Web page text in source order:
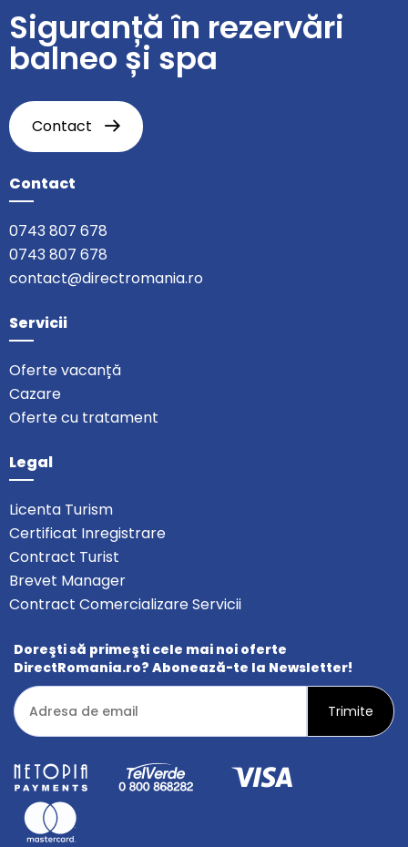
Siguranță în rezervări
balneo și spa
Contact
Contact
0743 807 678
0743 807 678
contact@directromania.ro
Servicii
Oferte vacanță
Cazare
Oferte cu tratament
Legal
Licenta Turism
Certificat Inregistrare
Contract Turist
Brevet Manager
Contract Comercializare Servicii
Doreşti să primeşti cele mai noi oferte
DirectRomania.ro? Abonează-te la Newsletter!